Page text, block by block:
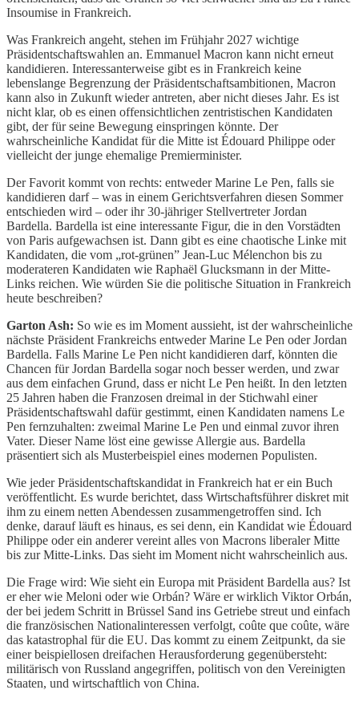
Insoumise in Frankreich.
Was Frankreich angeht, stehen im Frühjahr 2027 wichtige
Präsidentschaftswahlen an. Emmanuel Macron kann nicht erneut
kandidieren. Interessanterweise gibt es in Frankreich keine
lebenslange Begrenzung der Präsidentschaftsambitionen, Macron
kann also in Zukunft wieder antreten, aber nicht dieses Jahr. Es ist
nicht klar, ob es einen offensichtlichen zentristischen Kandidaten
gibt, der für seine Bewegung einspringen könnte. Der
wahrscheinliche Kandidat für die Mitte ist Édouard Philippe oder
vielleicht der junge ehemalige Premierminister.
Der Favorit kommt von rechts: entweder Marine Le Pen, falls sie
kandidieren darf – was in einem Gerichtsverfahren diesen Sommer
entschieden wird – oder ihr 30-jähriger Stellvertreter Jordan
Bardella. Bardella ist eine interessante Figur, die in den Vorstädten
von Paris aufgewachsen ist. Dann gibt es eine chaotische Linke mit
Kandidaten, die vom „rot-grünen” Jean-Luc Mélenchon bis zu
moderateren Kandidaten wie Raphaël Glucksmann in der Mitte-
Links reichen. Wie würden Sie die politische Situation in Frankreich
heute beschreiben?
Garton Ash: So wie es im Moment aussieht, ist der wahrscheinliche
nächste Präsident Frankreichs entweder Marine Le Pen oder Jordan
Bardella. Falls Marine Le Pen nicht kandidieren darf, könnten die
Chancen für Jordan Bardella sogar noch besser werden, und zwar
aus dem einfachen Grund, dass er nicht Le Pen heißt. In den letzten
25 Jahren haben die Franzosen dreimal in der Stichwahl einer
Präsidentschaftswahl dafür gestimmt, einen Kandidaten namens Le
Pen fernzuhalten: zweimal Marine Le Pen und einmal zuvor ihren
Vater. Dieser Name löst eine gewisse Allergie aus. Bardella
präsentiert sich als Musterbeispiel eines modernen Populisten.
Wie jeder Präsidentschaftskandidat in Frankreich hat er ein Buch
veröffentlicht. Es wurde berichtet, dass Wirtschaftsführer diskret mit
ihm zu einem netten Abendessen zusammengetroffen sind. Ich
denke, darauf läuft es hinaus, es sei denn, ein Kandidat wie Édouard
Philippe oder ein anderer vereint alles von Macrons liberaler Mitte
bis zur Mitte-Links. Das sieht im Moment nicht wahrscheinlich aus.
Die Frage wird: Wie sieht ein Europa mit Präsident Bardella aus? Ist
er eher wie Meloni oder wie Orbán? Wäre er wirklich Viktor Orbán,
der bei jedem Schritt in Brüssel Sand ins Getriebe streut und einfach
die französischen Nationalinteressen verfolgt, coûte que coûte, wäre
das katastrophal für die EU. Das kommt zu einem Zeitpunkt, da sie
einer beispiellosen dreifachen Herausforderung gegenübersteht:
militärisch von Russland angegriffen, politisch von den Vereinigten
Staaten, und wirtschaftlich von China.